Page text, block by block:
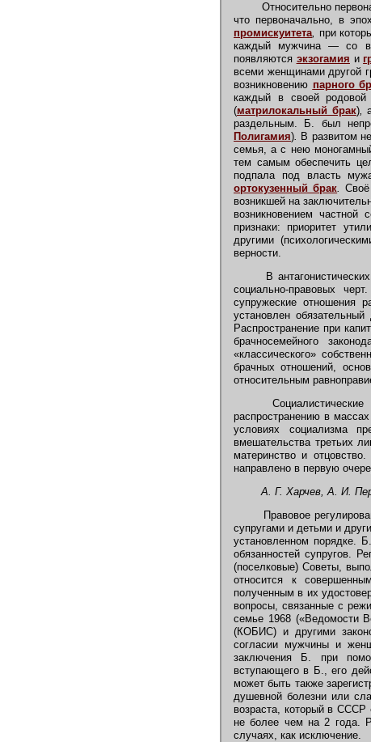
Относительно
что первоначально, в
промискуитета, при
каждый мужчина — со
появляются экзогамия и
всеми женщинами другой
возникновению парного
каждый в своей родовой
(матрилокальный брак),
раздельным. Б. был
Полигамия). В развитом
семья, а с нею
тем самым обеспечить
подпала под власть
ортокузенный брак.
возникшей на
возникновением частной
признаки: приоритет
другими
верности.
В
социально-правовых
супружеские отношения
установлен
Распространение при
брачносемейного
«классического»
брачных отношений,
относительным
Социалистические
распространению в
условиях социализма
вмешательства третьих
материнство и
направлено в первую
А. Г. Харчев, А. И.
Правовое
супругами и детьми и
установленном
обязанностей супругов.
(поселковые) Советы,
относится к
полученным в их
вопросы, связанные с
семье 1968 («Ведомости
(КОБИС) и другими
согласии мужчины и
заключения Б. при
вступающего в Б., его
может быть также
душевной болезни или
возраста, который в СССР
не более чем на 2 года.
случаях, как исключение.